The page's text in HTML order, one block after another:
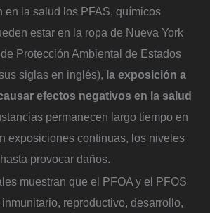
en la salud los PFAS, químicos
estar en la ropa de Nueva York
Protección Ambiental de Estados
siglas en inglés), la exposición a
efectos negativos en la salud
permanecen largo tiempo en
exposiciones continuas, los niveles
provocar daños.
muestran que el PFOA y el PFOS
reproductivo, desarrollo,